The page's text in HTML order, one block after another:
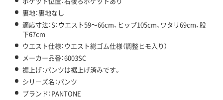
裏地：裏地なし
適応寸法：S：ウエスト59～66cm、ヒップ105cm、ワタリ69cm、股
下67cm
ウエスト仕様：ウエスト総ゴム仕様（調整ヒモ入り）
メーカー品番：6003SC
裾上げ：パンツは裾上げ済みです。
シリーズ名：パンツ
ブランド：PANTONE